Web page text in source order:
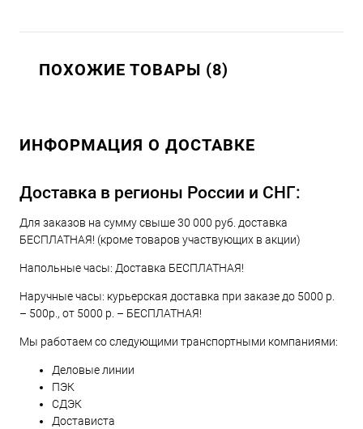
ПОХОЖИЕ ТОВАРЫ (8)
ИНФОРМАЦИЯ О ДОСТАВКЕ
Доставка в регионы России и СНГ:
Для заказов на сумму свыше 30 000 руб. доставка
БЕСПЛАТНАЯ! (кроме товаров участвующих в акции)
Напольные часы: Доставка БЕСПЛАТНАЯ!
Наручные часы: курьерская доставка при заказе до 5000 р.
– 500р., от 5000 р. – БЕСПЛАТНАЯ!
Мы работаем со следующими транспортными компаниями:
Деловые линии
ПЭК
СДЭК
Достависта